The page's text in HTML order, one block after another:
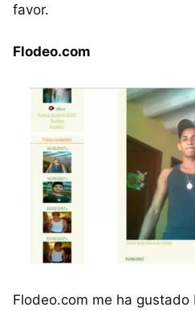
favor.
Flodeo.com
Flodeo.com me ha